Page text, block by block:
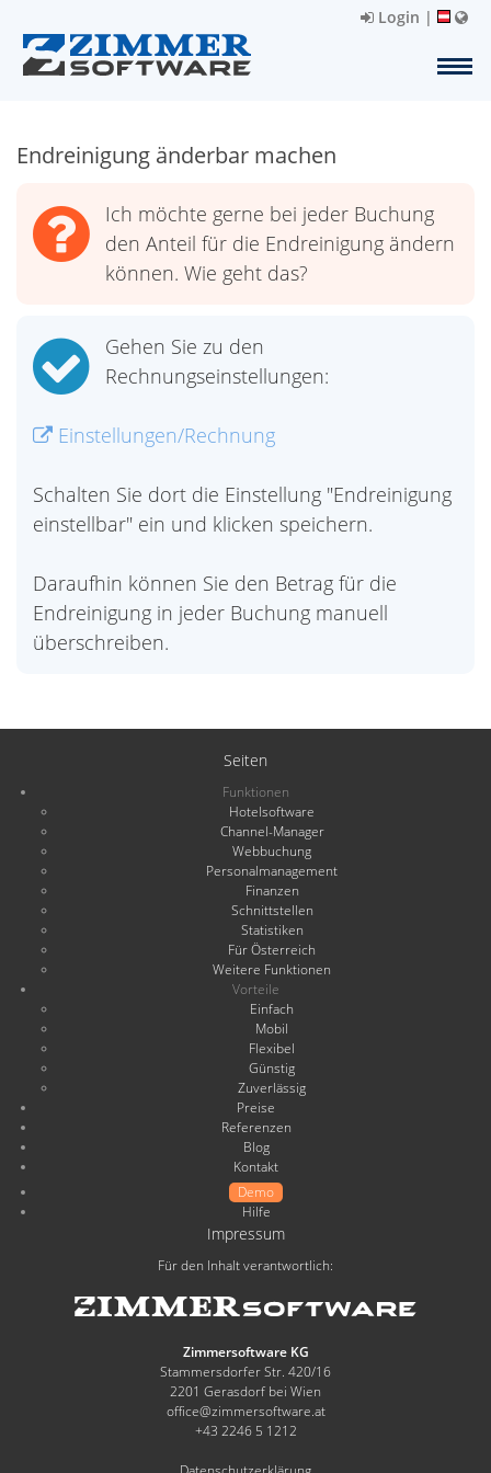
Login |
Endreinigung änderbar machen
Ich möchte gerne bei jeder Buchung
den Anteil für die Endreinigung ändern
können. Wie geht das?
Gehen Sie zu den
Rechnungseinstellungen:
Einstellungen/Rechnung
Schalten Sie dort die Einstellung "Endreinigung
einstellbar" ein und klicken speichern.
Daraufhin können Sie den Betrag für die
Endreinigung in jeder Buchung manuell
überschreiben.
Seiten
Funktionen
Hotelsoftware
Channel-Manager
Webbuchung
Personalmanagement
Finanzen
Schnittstellen
Statistiken
Für Österreich
Weitere Funktionen
Vorteile
Einfach
Mobil
Flexibel
Günstig
Zuverlässig
Preise
Referenzen
Blog
Kontakt
Demo
Hilfe
Impressum
Für den Inhalt verantwortlich:
Zimmersoftware KG
Stammersdorfer Str. 420/16
2201 Gerasdorf bei Wien
office@zimmersoftware.at
+43 2246 5 1212